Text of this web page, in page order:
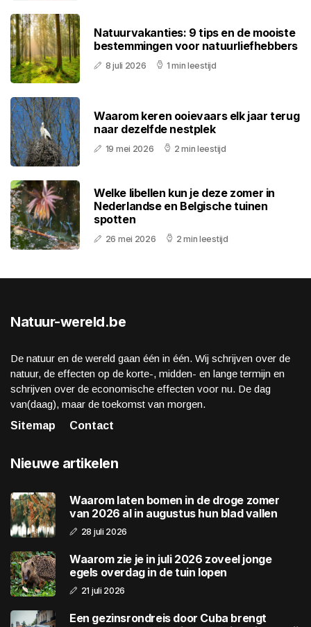
Natuurvakanties: 9 tips en de mooiste
bestemmingen voor natuurliefhebbers
8 juli 2026 1 min leestijd
Waarom keren ooievaars elk jaar terug
naar dezelfde nestplek
19 mei 2026 2 min leestijd
Welke libellen kun je deze zomer in
Nederlandse en Belgische tuinen
spotten
26 mei 2026 2 min leestijd
Natuur-wereld.be
De natuur en de wereld gaan één in één. Wij schrijven over de
natuur, de effecten op de korte-, midden- en lange termijn en
schrijven over de economische effecten voor nu. De dag
van(daag), maar de toekomst van morgen.
Sitemap
Contact
Nieuwe artikelen
Waarom laten bomen in de droge zomer
van 2026 al in augustus hun blad vallen
28 juli 2026
Waarom zie je in juli 2026 zoveel jonge
egels overdag in de tuin lopen
21 juli 2026
Een gezinsrondreis door Cuba brengt